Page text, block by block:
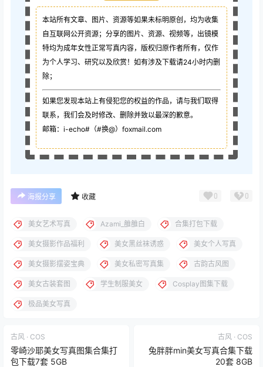
本站所有文章、图片、资源等如果未标明原创，均为收集
自互联网公开资源； 分享的图片、资源、视频等，出镜模
特均为成年女性正常写真内容，版权归原作者所有，仅作
为个人学习、研究以及欣赏！如有涉及下载请24小时内删
除；
如果您发现本站上有侵犯您的权益的作品，请与我们取得
联系，我们会及时修改、删除并致以最深的歉意。
邮箱：i-echo#（#换@）foxmail.com
海报分享 收藏 0 0
美女艺术写真 Azami_雒雒白 合集打包下载
美女摄影作品福利 美女黑丝袜诱惑 美女个人写真
美女摄影摆姿宝典 美女私密写真集 古韵古风图
美女古装套图 学生制服美女 Cosplay图集下载
极品美女写真
古风 · COS
零崎沙耶美女写真图集合集打
包下载7套 5GB
古风 · COS
兔胖胖min美女写真合集下载
20套 8GB